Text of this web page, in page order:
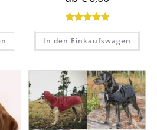
Bewertet mit
5.00von 5
In den Einkaufswagen